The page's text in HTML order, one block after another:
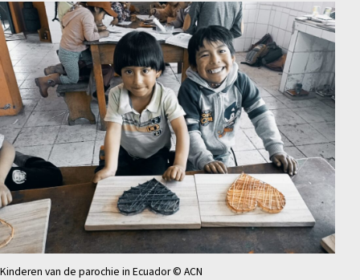
Kinderen van de parochie in Ecuador © ACN